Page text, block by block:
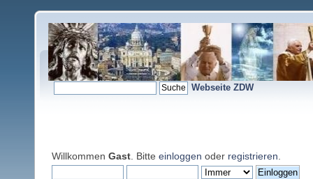
Webseite ZDW
Willkommen Gast . Bitte einloggen oder registrieren